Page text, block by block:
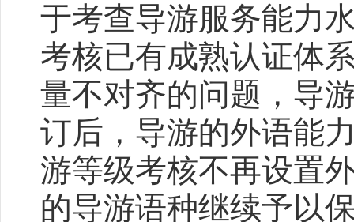
于考查导游服务能力
考核已有成熟认证体
量不对齐的问题，导
订后，导游的外语能
游等级考核不再设置
的导游语种继续予以